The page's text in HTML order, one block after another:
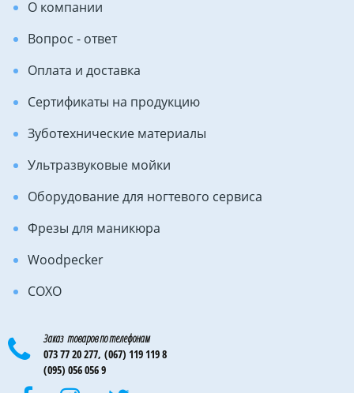
О компании
Вопрос - ответ
Оплата и доставка
Сертификаты на продукцию
Зуботехнические материалы
Ультразвуковые мойки
Оборудование для ногтевого сервиса
Фрезы для маникюра
Woodpecker
COXO
Заказ товаров по телефонам
073 77 20 277, (067) 119 119 8
(095) 056 056 9